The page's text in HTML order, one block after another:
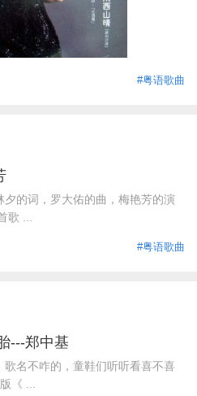
#粤语歌曲
的词，罗大佑的曲，梅艳芳的演
歌 ...
#粤语歌曲
---郑中基
名不咋的，童鞋们听听看喜不喜
《 ...